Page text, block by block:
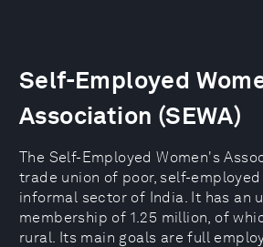
Self-Employed
Association (SEWA)
The Self-Employed Women's
trade union of poor, self-
informal sector of India. It has an
membership of 1.25 million, of
rural. Its main goals are full